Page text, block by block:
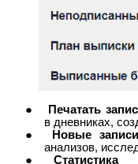
Печатать
в дневниках,
Новые записи
анализов,
Статистика